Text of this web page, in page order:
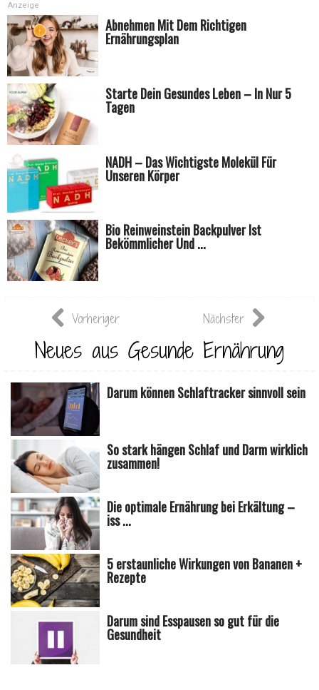
Abnehmen Mit Dem Richtigen
Ernährungsplan
Starte Dein Gesundes Leben – In Nur 5
Tagen
Anzeige
NADH – Das Wichtigste Molekül Für
Unseren Körper
Bio Reinweinstein Backpulver Ist
Bekömmlicher Und ...
Vorheriger Nächster
Neues aus Gesunde Ernährung
Darum können Schlaftracker sinnvoll sein
So stark hängen Schlaf und Darm wirklich
zusammen!
Die optimale Ernährung bei Erkältung –
iss ...
5 erstaunliche Wirkungen von Bananen +
Rezepte
Darum sind Esspausen so gut für die
Gesundheit